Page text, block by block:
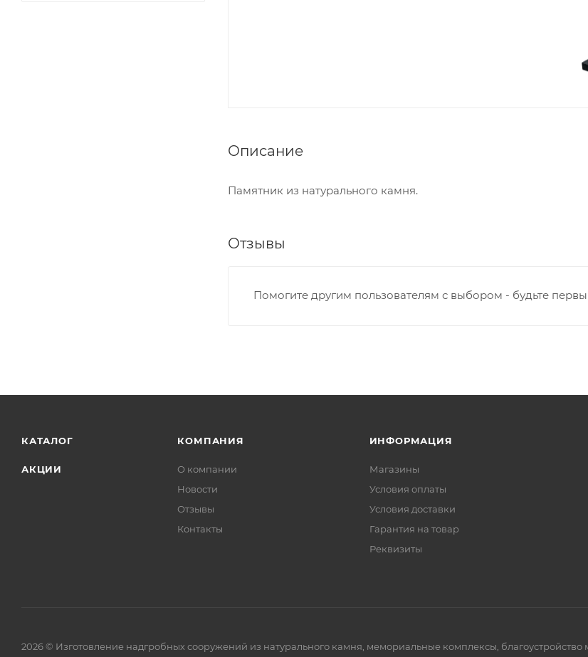
Описание
Памятник из натурального камня.
Отзывы
Помогите другим пользователям с выбором - будьте
КАТАЛОГ
АКЦИИ
КОМПАНИЯ
О компании
Новости
Отзывы
Контакты
ИНФОРМАЦИЯ
Магазины
Условия оплаты
Условия доставки
Гарантия на товар
Реквизиты
2026 © Изготовление надгробных сооружений из натурального камня, мемориальные комплексы, благоустройство